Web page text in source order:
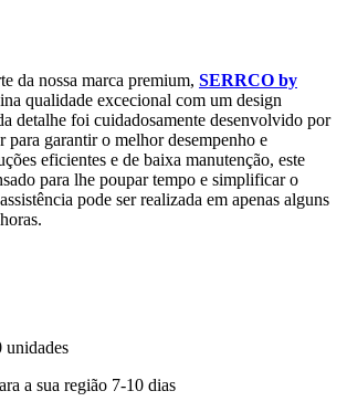
da nossa marca premium, SERRCO by
qualidade excecional com um design
detalhe foi cuidadosamente desenvolvido por
para garantir o melhor desempenho e
eficientes e de baixa manutenção, este
para lhe poupar tempo e simplificar o
pode ser realizada em apenas alguns
unidades
a sua região 7-10 dias